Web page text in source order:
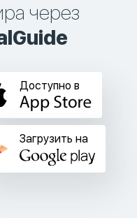
через
Доступно в
Загрузить на